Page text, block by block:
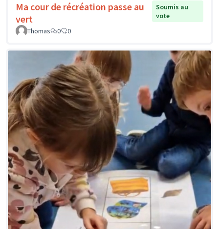
Ma cour de récréation passe au
vert
Soumis au
vote
Thomas
0 0